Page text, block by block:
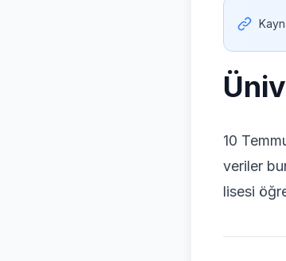
10
veriler
lisesi